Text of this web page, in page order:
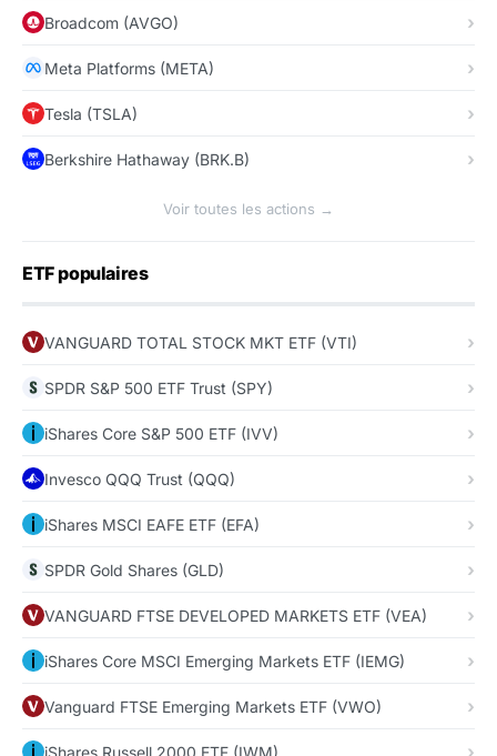
Broadcom (AVGO)
Meta Platforms (META)
Tesla (TSLA)
Berkshire Hathaway (BRK.B)
Voir toutes les actions →
ETF populaires
VANGUARD TOTAL STOCK MKT ETF (VTI)
SPDR S&P 500 ETF Trust (SPY)
iShares Core S&P 500 ETF (IVV)
Invesco QQQ Trust (QQQ)
iShares MSCI EAFE ETF (EFA)
SPDR Gold Shares (GLD)
VANGUARD FTSE DEVELOPED MARKETS ETF (VEA)
iShares Core MSCI Emerging Markets ETF (IEMG)
Vanguard FTSE Emerging Markets ETF (VWO)
iShares Russell 2000 ETF (IWM)